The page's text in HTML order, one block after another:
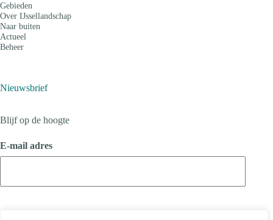
Gebieden
Over IJssellandschap
Naar buiten
Actueel
Beheer
Nieuwsbrief
Blijf op de hoogte
E-mail adres